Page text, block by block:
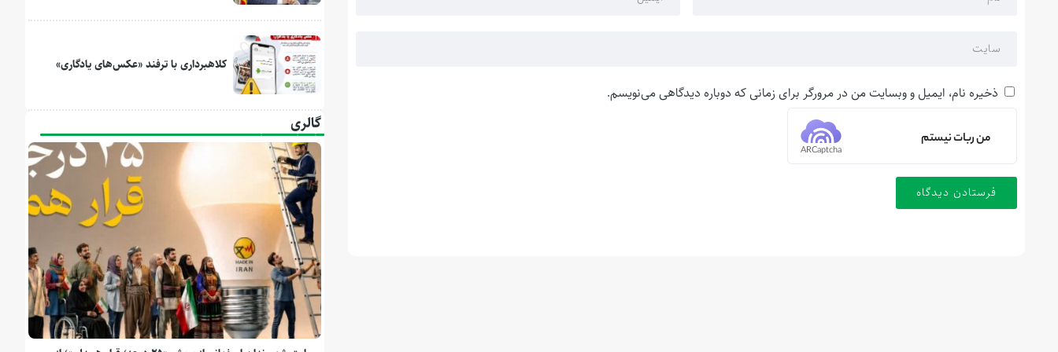
ذخیره نام، ایمیل و وبسایت من در مرورگر برای زمانی که دوباره دیدگاهی می‌نویسم.
من ربات نیستم
ARCaptcha
کلاهبرداری با ترفند «عکس‌های یادگاری»
گالری